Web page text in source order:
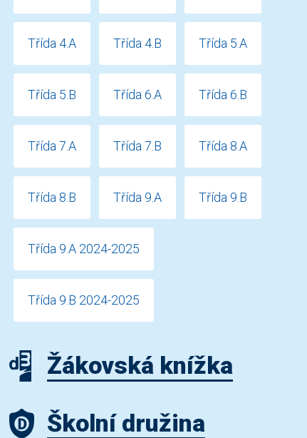
Třída 4.A Třída 4.B Třída 5.A
Třída 5.B Třída 6.A Třída 6.B
Třída 7.A Třída 7.B Třída 8.A
Třída 8.B Třída 9.A Třída 9.B
Třída 9.A 2024-2025
Třída 9.B 2024-2025
Žákovská knížka
Školní družina